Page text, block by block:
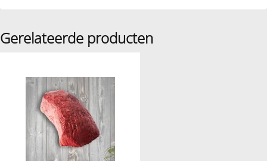
Gerelateerde producten